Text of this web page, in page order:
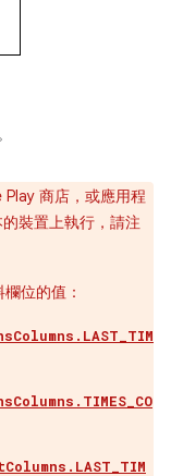
商店，或應用程
裝置上執行，請注
位的值：